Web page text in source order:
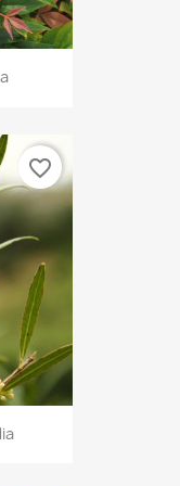
favorite_border